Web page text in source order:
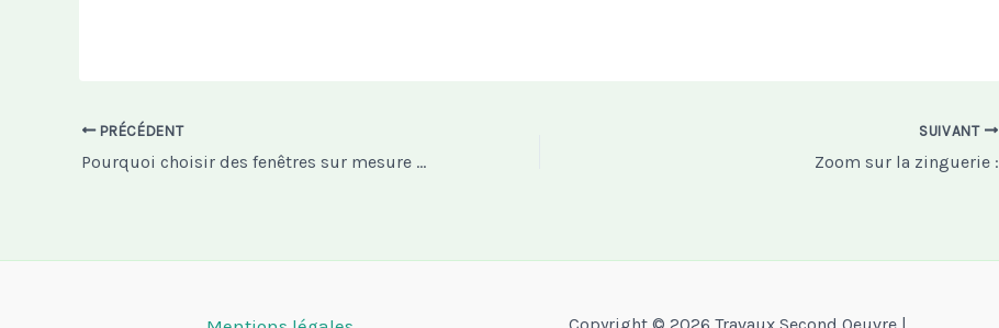
PRÉCÉDENT
Pourquoi choisir des fenêtres sur mesure pour votre maison en 2025 ?
SUIVANT
Zoom sur la zinguerie :